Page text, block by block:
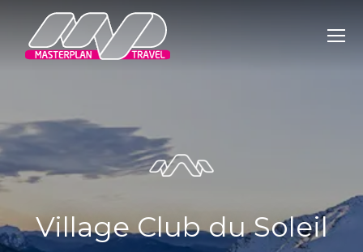
Village Club du Soleil